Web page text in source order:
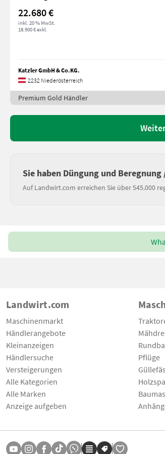
22.680 €
inkl. 20 % MwSt.
18.900 € exkl.
Katzler GmbH & Co.KG.
2232 Niederösterreich
Premium Gold Händler
Sie haben Düngung und
Auf Landwirt.com erreichen Sie über 545.000
Landwirt.com
Maschinenmarkt
Händlerangebote
Kleinanzeigen
Händlersuche
Versteigerungen
Alle Kategorien
Alle Marken
Anzeige aufgeben
Pflüge